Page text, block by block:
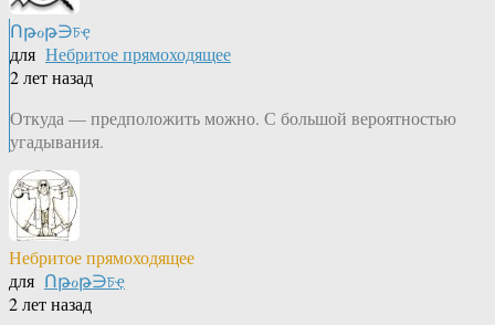
Ոթℴթ∋চҿ
для Небритое прямоходящее
2 лет назад
Откуда — предположить можно. С большой вероятностью
угадывания.
Небритое прямоходящее
для Ոթℴթ∋চҿ
2 лет назад